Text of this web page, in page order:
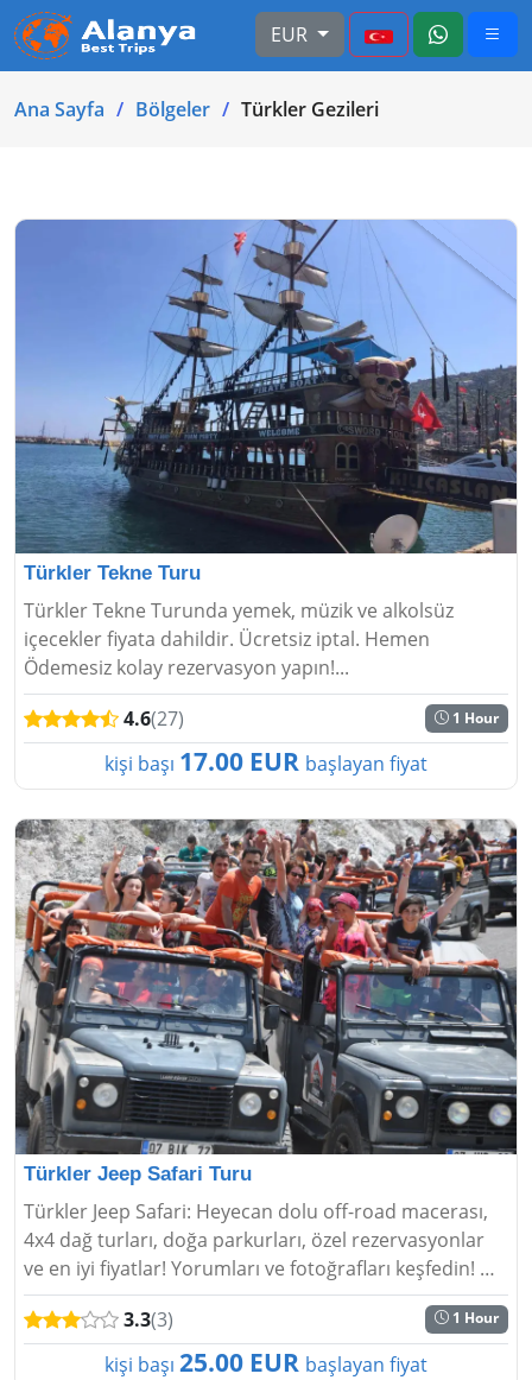
EUR
Ana Sayfa Bölgeler Türkler Gezileri
Türkler Tekne Turu
Türkler Tekne Turunda yemek, müzik ve alkolsüz
içecekler fiyata dahildir. Ücretsiz iptal. Hemen
Ödemesiz kolay rezervasyon yapın!...
4.6(27) 1 Hour
kişi başı 17.00 EUR başlayan fiyat
Türkler Jeep Safari Turu
Türkler Jeep Safari: Heyecan dolu off-road macerası,
4x4 dağ turları, doğa parkurları, özel rezervasyonlar
ve en iyi fiyatlar! Yorumları ve fotoğrafları keşfedin! 🏞️
🚙💨...
3.3(3) 1 Hour
kişi başı 25.00 EUR başlayan fiyat